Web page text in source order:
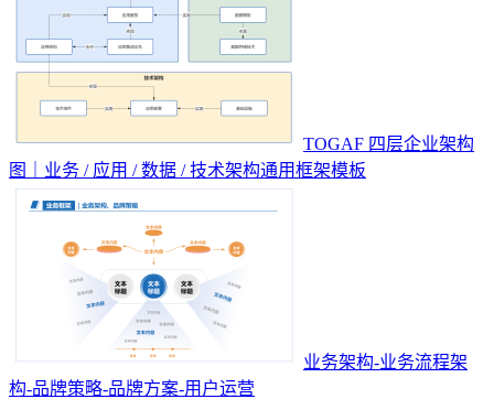
TOGAF 四层企业架构
图｜业务 / 应用 / 数据 / 技术架构通用框架模板
业务架构-业务流程架
构-品牌策略-品牌方案-用户运营